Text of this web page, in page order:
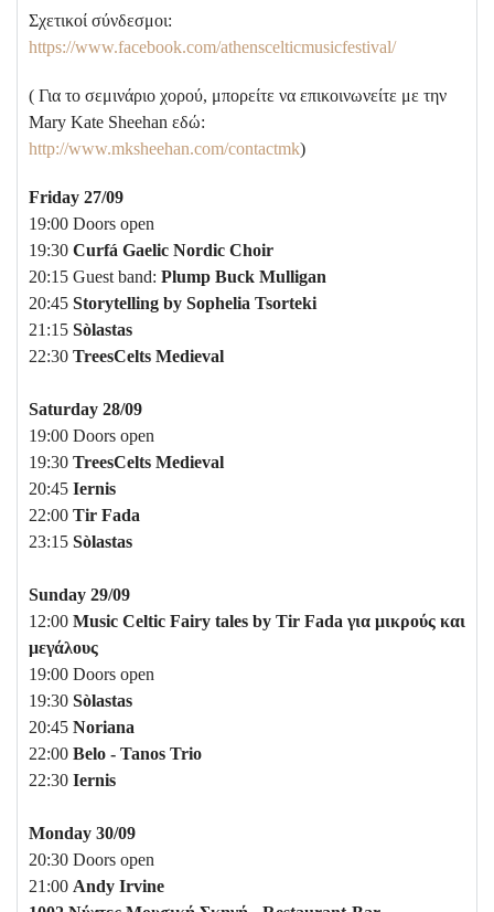
Σχετικοί σύνδεσμοι:
https://www.facebook.com/athenscelticmusicfestival/
( Για το σεμινάριο χορού, μπορείτε να επικοινωνείτε με την
Mary Kate Sheehan εδώ:
http://www.mksheehan.com/contactmk)
Friday 27/09
19:00 Doors open
19:30 Curfá Gaelic Nordic Choir
20:15 Guest band: Plump Buck Mulligan
20:45 Storytelling by Sophelia Tsorteki
21:15 Sòlastas
22:30 TreesCelts Medieval
Saturday 28/09
19:00 Doors open
19:30 TreesCelts Medieval
20:45 Iernis
22:00 Tir Fada
23:15 Sòlastas
Sunday 29/09
12:00 Music Celtic Fairy tales by Tir Fada για μικρούς και
μεγάλους
19:00 Doors open
19:30 Sòlastas
20:45 Noriana
22:00 Belo - Tanos Trio
22:30 Iernis
Monday 30/09
20:30 Doors open
21:00 Andy Irvine